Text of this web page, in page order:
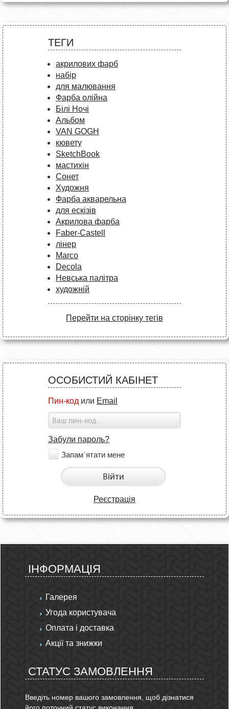
ТЕГИ
акрилових фарб
набір
для малювання
Фарба олійна
Білі Ночі
Альбом
VAN GOGH
кювету
SketchBook
мастихін
Сонет
Художня
Фарба акварельна
для ескізів
Акрилова фарба
Faber-Castell
лінер
Marco
Decola
Невська палітра
художній
Перейти на сторінку тегів
ОСОБИСТИЙ КАБІНЕТ
Пин-код или Email
Забули пароль?
Запам`ятати мене
Війти
Реєстрація
ІНФОРМАЦІЯ
Галерея
Угода користувача
Оплата і доставка
Акції та знижки
СТАТУС ЗАМОВЛЕННЯ
Введіть номер вашого замовлення, щоб дізнатися
його поточний статус виконання